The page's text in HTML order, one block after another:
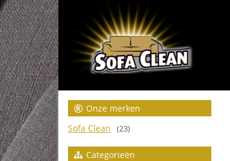
Onze merken
Sofa Clean
(23)
Categorieën